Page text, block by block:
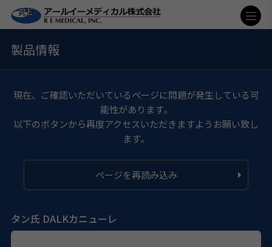
製品情報
現在、ご確認いただいているページに問題が発生している可
能性があります。
以下のボタンから再度アクセスいただきますようお願い致し
ます。
ページを再読み込み
タン氏 DALKカニューレ